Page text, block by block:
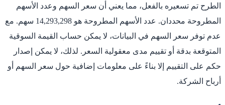
الطرح تم تسعيره بالفعل، مما يعني أن سعر السهم وعدد الأسهم
المطروحة محددان. عدد الأسهم المطروحة هو 14,293,298 سهم. مع
عدم توفر سعر السهم في البيانات، لا يمكن حساب القيمة السوقية
المتوقعة بدقة أو تقييم مدى معقولية السعر. لذلك، لا يمكن إصدار
حكم على التقييم إلا بناءً على معلومات إضافية حول سعر السهم أو
أرباح الشركة.